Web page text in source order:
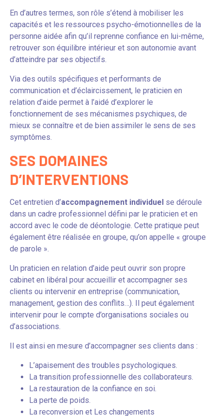
En d’autres termes, son rôle s’étend à mobiliser les
capacités et les ressources psycho-émotionnelles de la
personne aidée afin qu’il reprenne confiance en lui-même,
retrouver son équilibre intérieur et son autonomie avant
d’atteindre par ses objectifs.
Via des outils spécifiques et performants de
communication et d’éclaircissement, le praticien en
relation d’aide permet à l’aidé d’explorer le
fonctionnement de ses mécanismes psychiques, de
mieux se connaître et de bien assimiler le sens de ses
symptômes.
SES DOMAINES
D’INTERVENTIONS
Cet entretien d’accompagnement individuel se déroule
dans un cadre professionnel défini par le praticien et en
accord avec le code de déontologie. Cette pratique peut
également être réalisée en groupe, qu’on appelle « groupe
de parole ».
Un praticien en relation d’aide peut ouvrir son propre
cabinet en libéral pour accueillir et accompagner ses
clients ou intervenir en entreprise (communication,
management, gestion des conflits…). Il peut également
intervenir pour le compte d’organisations sociales ou
d’associations.
Il est ainsi en mesure d’accompagner ses clients dans :
L’apaisement des troubles psychologiques.
La transition professionnelle des collaborateurs.
La restauration de la confiance en soi.
La perte de poids.
La reconversion et Les changements